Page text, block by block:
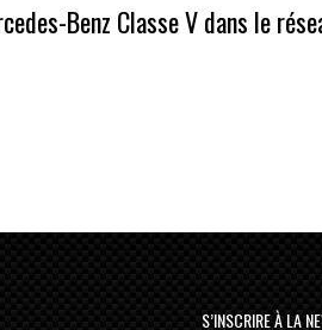
Benz Classe V dans le
S’INSCRIRE À LA